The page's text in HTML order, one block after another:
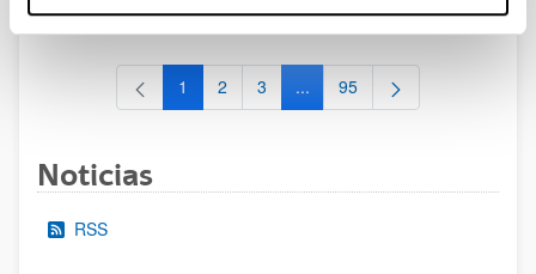
Página
1 Página
2 Página
3 ...Páginas intermedias Use TAB
Página
95
Noticias
RSS